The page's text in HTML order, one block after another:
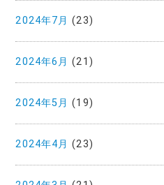
2024年7月 (23)
2024年6月 (21)
2024年5月 (19)
2024年4月 (23)